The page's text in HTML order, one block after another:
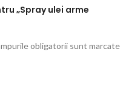
„Spray ulei arme
obligatorii sunt marcate